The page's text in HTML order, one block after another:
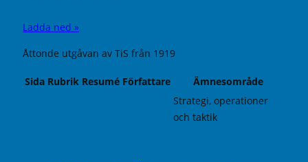
Ladda ned »
Åttonde utgåvan av TiS från 1919
Sida Rubrik Resumé Författare
Ämnesområde
Strategi, operationer
och taktik